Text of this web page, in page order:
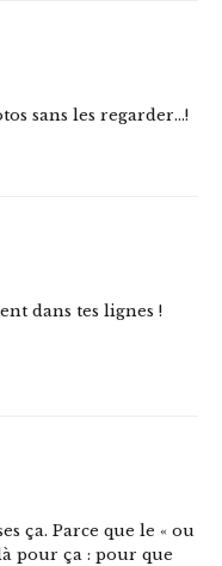
sans les regarder…!
dans tes lignes !
ça. Parce que le « ou
pour ça : pour que